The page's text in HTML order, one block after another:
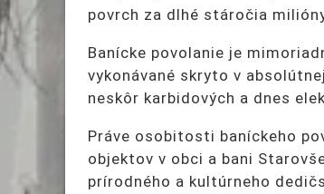
povrch za dlhé stáročia
Banícke povolanie je
vykonávané skryto v
neskôr karbidových a dnes
Práve osobitosti baníckeho
objektov v obci a bani
prírodného a kultúrneho